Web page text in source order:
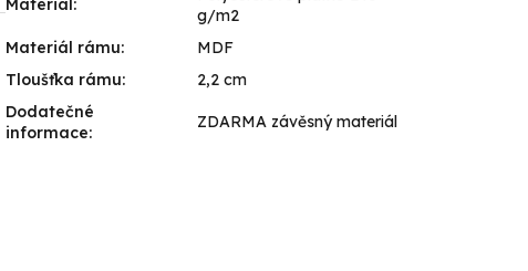
g/m2
Materiál rámu:
MDF
Tloušťka rámu:
2,2 cm
Dodatečné
informace:
ZDARMA závěsný materiál